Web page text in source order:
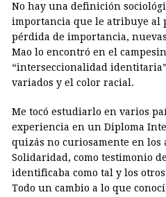
No hay una definición
importancia que le atribuye al
pérdida de importancia,
Mao lo encontró en el
“interseccionalidad
variados y el color racial.
Me tocó estudiarlo en varios
experiencia en un Diploma
quizás no curiosamente en
Solidaridad, como testimonio
identificaba como tal y los
Todo un cambio a lo que